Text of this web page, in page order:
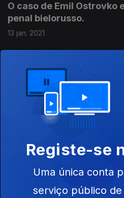
O caso de Emil Ostrovko
penal bielorusso.
13 jan. 2021
O Caso das vacinas
06 jan. 2021
25 dez. 2020
A organização do
Registe-se
Uma única conta
serviço público de